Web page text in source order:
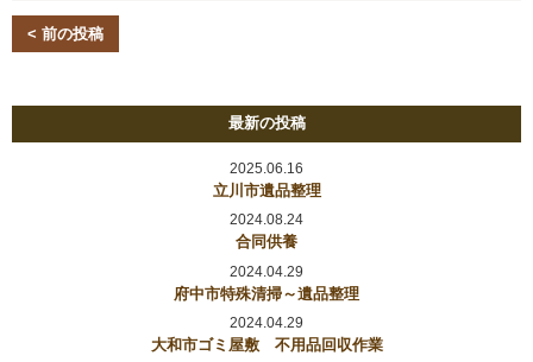
< 前の投稿
最新の投稿
2025.06.16
立川市遺品整理
2024.08.24
合同供養
2024.04.29
府中市特殊清掃～遺品整理
2024.04.29
大和市ゴミ屋敷 不用品回収作業